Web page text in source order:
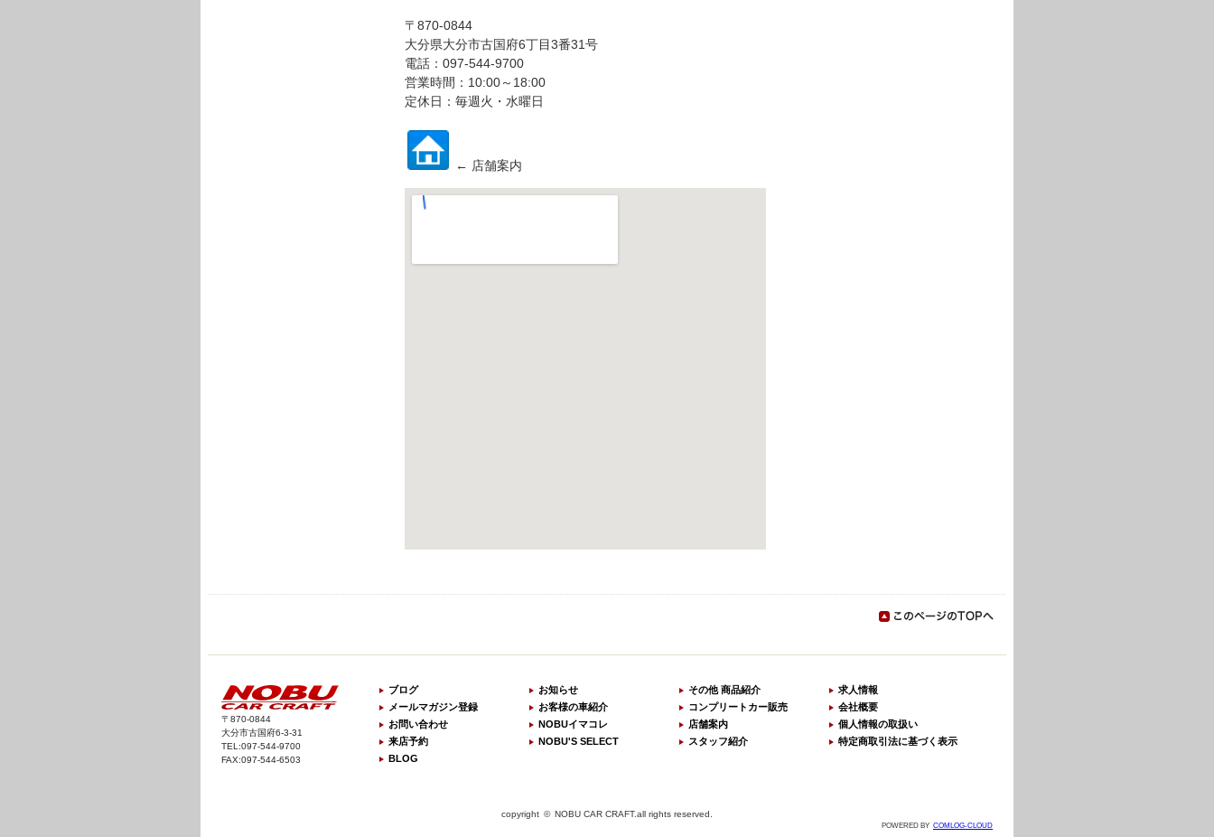
〒870-0844
大分県大分市古国府6丁目3番31号
電話：097-544-9700
営業時間：10:00～18:00
定休日：毎週火・水曜日
← 店舗案内
〒870-0844
大分市古国府6-3-31
TEL:097-544-9700
FAX:097-544-6503
ブログ
メールマガジン登録
お問い合わせ
来店予約
お知らせ
お客様の車紹介
NOBUイマコレ
NOBU'S SELECT
その他 商品紹介
コンプリートカー販売
店舗案内
スタッフ紹介
求人情報
会社概要
個人情報の取扱い
特定商取引法に基づく表示
BLOG
copyright © NOBU CAR CRAFT.all rights reserved.
POWERED BY COMLOG-CLOUD